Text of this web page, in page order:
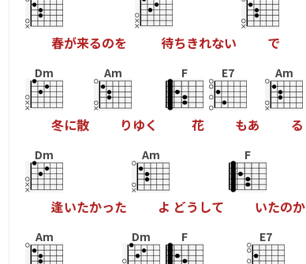
春が来るのを 待ちきれない で
Dm
冬に散
Am
り ゆく
F
花
E7
もあ
Am
る
Dm
逢いたかった
Am
よ どう して
F
いたのか
Am Dm F E7